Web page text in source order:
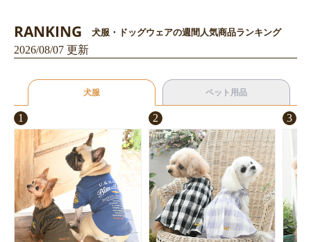
RANKING 犬服・ドッグウェアの週間人気商品ランキング
2026/08/07 更新
犬服 ペット用品
1 2 3